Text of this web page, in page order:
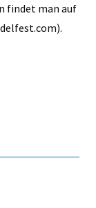
findet man auf